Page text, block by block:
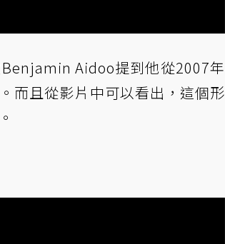
Aidoo提到他從2007年
而且從影片中可以看出，這個形